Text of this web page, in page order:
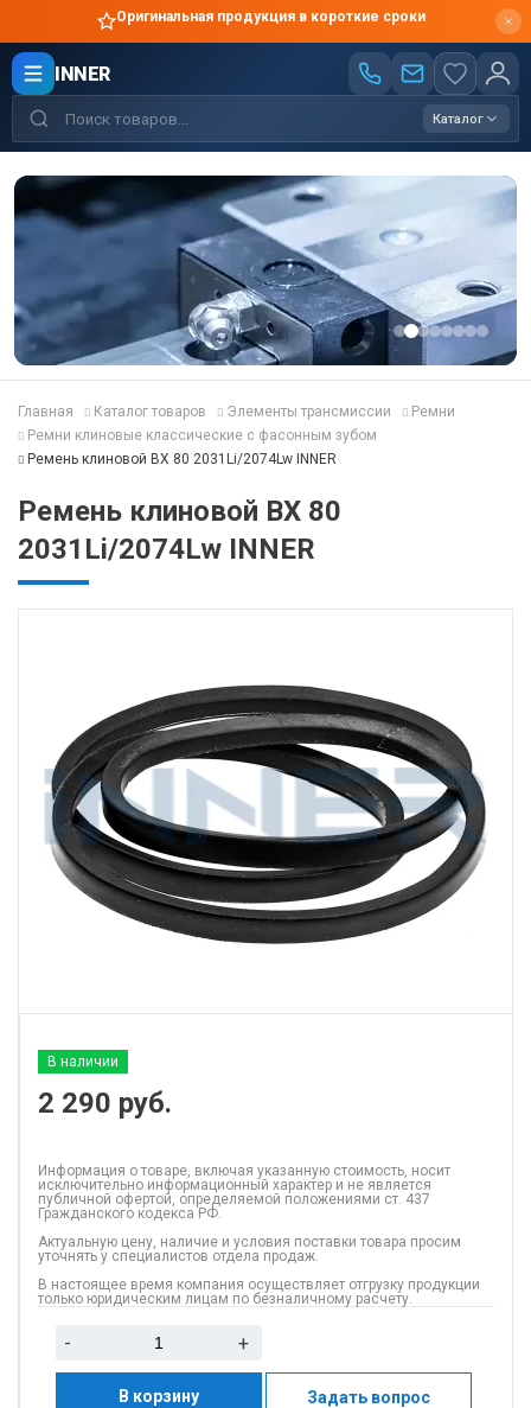
Оригинальная продукция в короткие сроки
INNER
Каталог
Главная Каталог товаров Элементы трансмиссии
Ремни
Ремни клиновые классические с фасонным зубом
Ремень клиновой BX 80 2031Li/2074Lw INNER
Ремень клиновой BX 80
2031Li/2074Lw INNER
В наличии
2 290 руб.
Информация о товаре, включая указанную стоимость, носит
исключительно информационный характер и не является
публичной офертой, определяемой положениями ст. 437
Гражданского кодекса РФ.
Актуальную цену, наличие и условия поставки товара просим
уточнять у специалистов отдела продаж.
В настоящее время компания осуществляет отгрузку продукции
только юридическим лицам по безналичному расчету.
- +
В корзину Задать вопрос